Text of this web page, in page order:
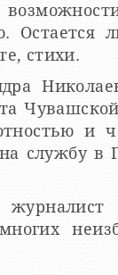
Остается
стихи.
и
службу в